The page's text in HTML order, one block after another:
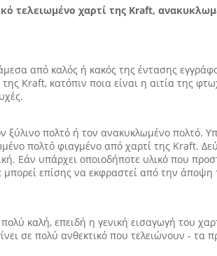
τελειωμένο χαρτί της Kraft,
από καλός ή κακός της έντασης
Kraft, κατόπιν ποια είναι η αιτία της
ξύλινο πολτό ή τον ανακυκλωμένο πολτό.
πολτό φιαγμένο από χαρτί της Kraft.
Εάν υπάρχει οποιοδήποτε υλικό που
επίσης να εκφραστεί από την άποψη
καλή, επειδή η γενική εισαγωγή του
σε πολύ ανθεκτικό που τελειώνουν - τα